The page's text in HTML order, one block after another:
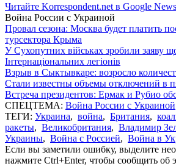
Читайте Korrespondent.net в Google News
Война России с Украиной
Провал сезона: Москва будет платить
турсектора Крыма
У Сухопутних військах зробили заяву
Інтернаціональних легіонів
Взрыв в Сыктывкаре: возросло
Стали известны объемы отключений в
Встреча президентов: Ермак и Рубио
СПЕЦТЕМА: Война России с Украиной
ТЕГИ: Украина, война, Британия,
ракеты, Великобритания, Владимир
Украины, Война с Россией, Война в
Если вы заметили ошибку, выделите
нажмите Ctrl+Enter, чтобы сообщить об